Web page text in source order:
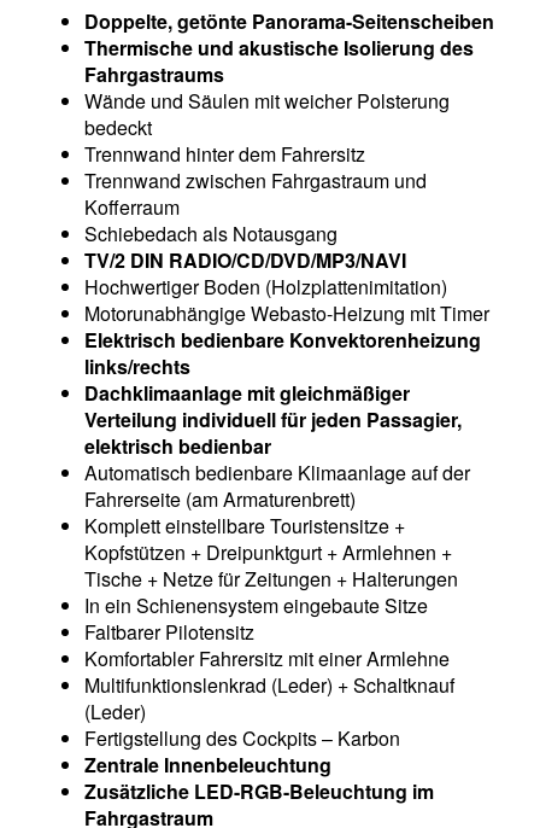
Doppelte, getönte Panorama-Seitenscheiben
Thermische und akustische Isolierung des
Fahrgastraums
Wände und Säulen mit weicher Polsterung
bedeckt
Trennwand hinter dem Fahrersitz
Trennwand zwischen Fahrgastraum und
Kofferraum
Schiebedach als Notausgang
TV/2 DIN RADIO/CD/DVD/MP3/NAVI
Hochwertiger Boden (Holzplattenimitation)
Motorunabhängige Webasto-Heizung mit Timer
Elektrisch bedienbare Konvektorenheizung
links/rechts
Dachklimaanlage mit gleichmäßiger
Verteilung individuell für jeden Passagier,
elektrisch bedienbar
Automatisch bedienbare Klimaanlage auf der
Fahrerseite (am Armaturenbrett)
Komplett einstellbare Touristensitze +
Kopfstützen + Dreipunktgurt + Armlehnen +
Tische + Netze für Zeitungen + Halterungen
In ein Schienensystem eingebaute Sitze
Faltbarer Pilotensitz
Komfortabler Fahrersitz mit einer Armlehne
Multifunktionslenkrad (Leder) + Schaltknauf
(Leder)
Fertigstellung des Cockpits – Karbon
Zentrale Innenbeleuchtung
Zusätzliche LED-RGB-Beleuchtung im
Fahrgastraum